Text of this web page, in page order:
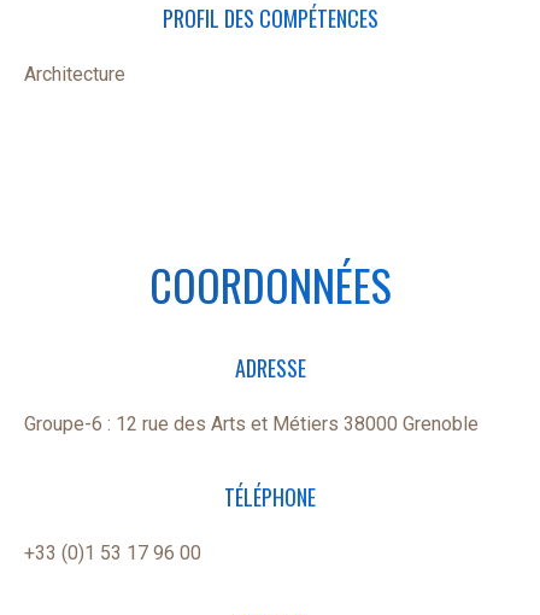
PROFIL DES COMPÉTENCES
Architecture
COORDONNÉES
ADRESSE
Groupe-6 : 12 rue des Arts et Métiers 38000 Grenoble
TÉLÉPHONE
+33 (0)1 53 17 96 00